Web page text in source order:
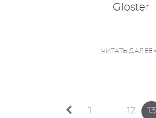
Gloster
ЧИТАТЬ ДАЛЕЕ
1 12 13